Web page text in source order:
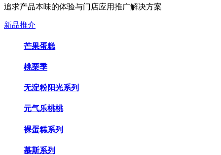
追求产品本味的体验与门店应用推广解决方案
新品推介
芒果蛋糕
桃栗季
无淀粉阳光系列
元气乐桃桃
裸蛋糕系列
慕斯系列